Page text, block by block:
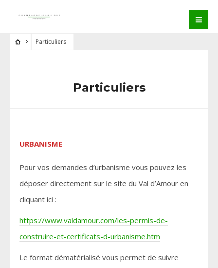
Particuliers
Particuliers
URBANISME
Pour vos demandes d’urbanisme vous pouvez les
déposer directement sur le site du Val d’Amour en
cliquant ici :
https://www.valdamour.com/les-permis-de-
construire-et-certificats-d-urbanisme.htm
Le format dématérialisé vous permet de suivre